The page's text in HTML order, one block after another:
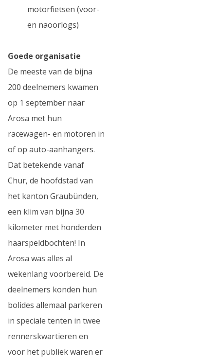
motorfietsen (voor-
en naoorlogs)
Goede organisatie
De meeste van de bijna
200 deelnemers kwamen
op 1 september naar
Arosa met hun
racewagen- en motoren in
of op auto-aanhangers.
Dat betekende vanaf
Chur, de hoofdstad van
het kanton Graubünden,
een klim van bijna 30
kilometer met honderden
haarspeldbochten! In
Arosa was alles al
wekenlang voorbereid. De
deelnemers konden hun
bolides allemaal parkeren
in speciale tenten in twee
rennerskwartieren en
voor het publiek waren er